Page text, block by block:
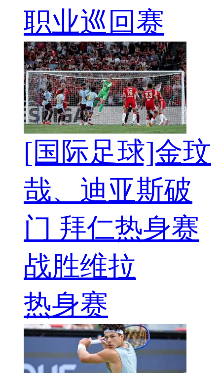
职业巡回赛
[国际足球]金玟
哉、迪亚斯破
门 拜仁热身赛
战胜维拉
热身赛